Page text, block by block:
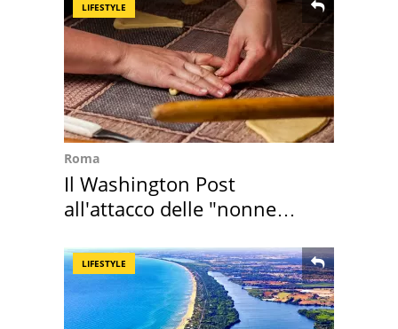
LIFESTYLE
Roma
Il Washington Post
all'attacco delle "nonne
LIFESTYLE